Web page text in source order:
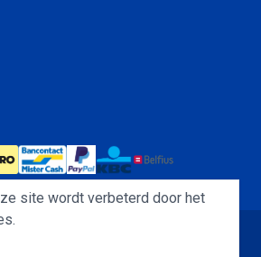
site wordt verbeterd door het